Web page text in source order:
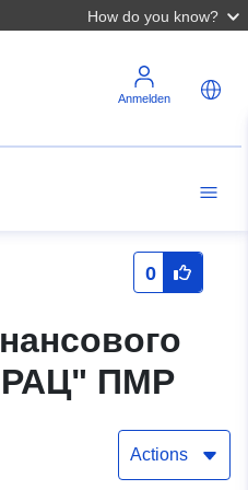
How do you know?
Anmelden
0
ПМР
Actions